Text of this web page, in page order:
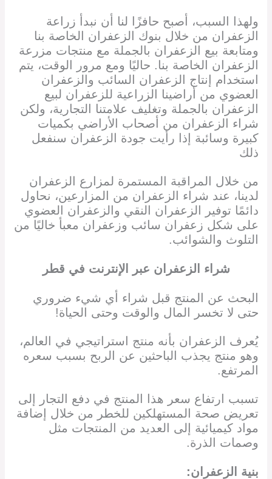
ولهذا السبب، أصبح حافزًا لنا أن نبدأ زراعة
الزعفران من خلال بنوك الزعفران الخاصة بنا
ومتابعة بيع الزعفران بالجملة مع منتجات مزرعة
الزعفران الخاصة بنا. حاليًا ومع مرور الوقت، يتم
استخدام إنتاج الزعفران السائب والزعفران
العضوي من أراضينا الزراعية للزعفران لبيع
الزعفران بالجملة وتغليف علامتنا التجارية، ولكن
شراء الزعفران من أصحاب الأراضي بكميات
كبيرة وسائبة إذا رأيت جودة الزعفران سنفعل
ذلك
من خلال المراقبة المستمرة لمزارع الزعفران
لدينا، عند شراء الزعفران من المزارعين، نحاول
دائمًا توفير الزعفران النقي والزعفران العضوي
على شكل زعفران سائب وزعفران معبأ خاليًا من
التلوث والشوائب.
شراء الزعفران عبر الإنترنت في قطر
البحث عن المنتج قبل شراء أي شيء ضروري
حتى لا تخسر المال والوقت وحتى الحياة!
يُعرف الزعفران بأنه منتج استراتيجي في العالم،
وهو منتج يجذب الباحثين عن الربح بسبب سعره
المرتفع.
تسبب ارتفاع سعر هذا المنتج في دفع التجار إلى
تعريض صحة المستهلكين للخطر من خلال إضافة
مواد كيميائية إلى العديد من المنتجات مثل
وصمات الذرة.
بنية الزعفران: